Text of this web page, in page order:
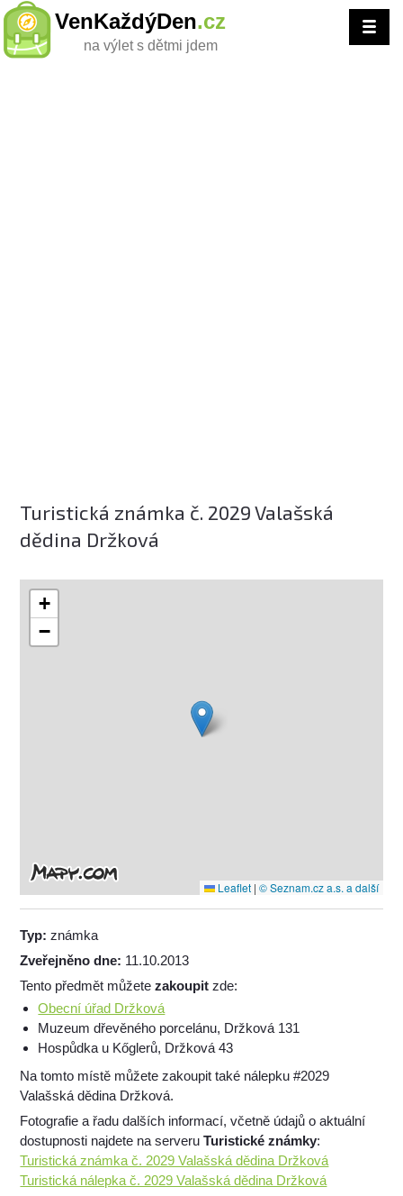
VenKaždýDen.cz
na výlet s dětmi jdem
Turistická známka č. 2029 Valašská
dědina Držková
+
−
Leaflet | © Seznam.cz a.s. a další
Typ:známka
Zveřejněno dne: 11.10.2013
Tento předmět můžetezakoupit zde:
Obecní úřad Držková
Muzeum dřevěného porcelánu, Držková 131
Hospůdka u Kőglerů, Držková 43
Na tomto místě můžete zakoupit také nálepku #2029
Valašská dědina Držková.
Fotografie a řadu dalších informací, včetně údajů o aktuální
dostupnosti najdete na serveruTuristické známky:
Turistická známka č. 2029 Valašská dědina Držková
Turistická nálepka č. 2029 Valašská dědina Držková